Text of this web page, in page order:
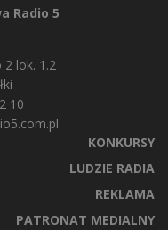
Radio 5
2 lok. 1.2
10
KONKURSY
LUDZIE RADIA
REKLAMA
PATRONAT MEDIALNY